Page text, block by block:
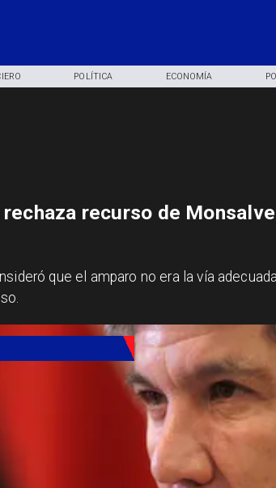
POLÍTICA ECONOMÍA
rechaza recurso de
que el amparo no era la vía